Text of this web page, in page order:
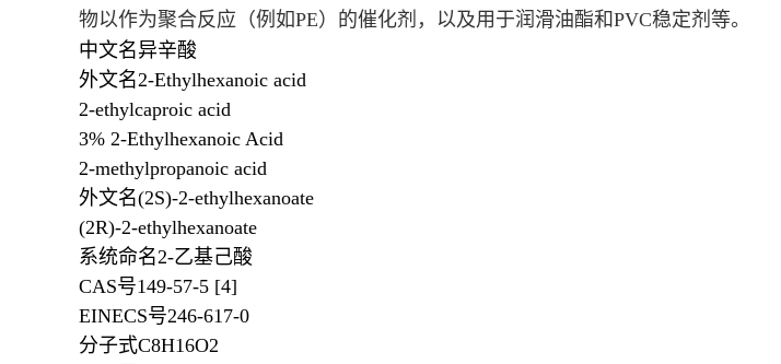
物以作为聚合反应 （例如PE）的催化剂，以及用于润滑油酯和PVC稳定剂等。
中文名异辛酸
外文名2-Ethylhexanoic acid
2-ethylcaproic acid
3% 2-Ethylhexanoic Acid
2-methylpropanoic acid
外文名(2S)-2-ethylhexanoate
(2R)-2-ethylhexanoate
系统命名2-乙基己酸
CAS号149-57-5 [4]
EINECS号246-617-0
分子式C8H16O2